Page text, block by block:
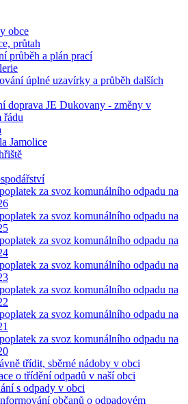
obce
průtah
průběh a plán prací
úplné uzavírky a průběh dalších
doprava JE Dukovany - změny v
řádu
Jamolice
za svoz komunálního odpadu na
za svoz komunálního odpadu na
za svoz komunálního odpadu na
za svoz komunálního odpadu na
za svoz komunálního odpadu na
za svoz komunálního odpadu na
za svoz komunálního odpadu na
třídit, sběrné nádoby v obci
o třídění odpadů v naší obci
s odpady v obci
občanů o odpadovém